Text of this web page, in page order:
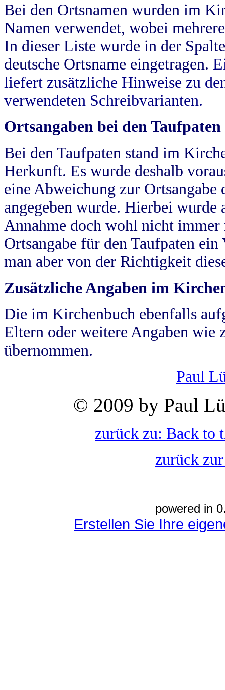
Bei den Ortsnamen wurden im
Namen verwendet, wobei
In dieser Liste wurde in der
deutsche Ortsname eingetragen.
liefert zusätzliche Hinweise zu
verwendeten Schreibvarianten.
Ortsangaben bei den Taufpaten
Bei den Taufpaten stand im
Herkunft. Es wurde deshalb
eine Abweichung zur
angegeben wurde. Hierbei wurde
Annahme doch wohl nicht
Ortsangabe für den Taufpaten
man aber von der Richtigkeit
Zusätzliche Angaben im
Die im Kirchenbuch ebenfalls
Eltern oder weitere Angaben wie
übernommen.
Paul
© 2009 by Paul
zurück zu: Back to
zurück
powered in
Erstellen Sie Ihre